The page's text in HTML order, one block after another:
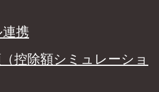
携
控除額シミュレーショ